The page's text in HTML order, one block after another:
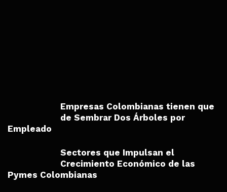
Empresas Colombianas tienen que
de Sembrar Dos Árboles por
Empleado
Sectores que Impulsan el
Crecimiento Económico de las
Pymes Colombianas